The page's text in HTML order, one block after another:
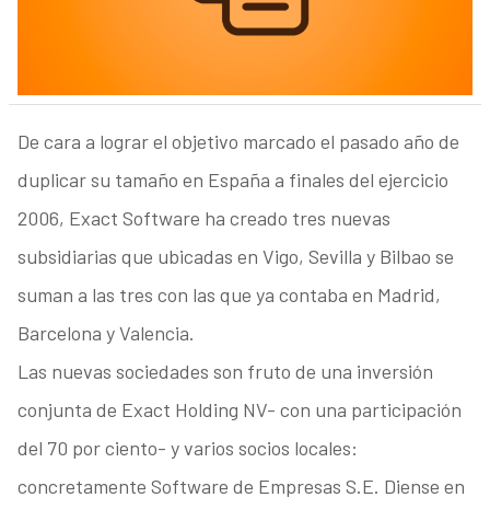
De cara a lograr el objetivo marcado el pasado año de
duplicar su tamaño en España a finales del ejercicio
2006, Exact Software ha creado tres nuevas
subsidiarias que ubicadas en Vigo, Sevilla y Bilbao se
suman a las tres con las que ya contaba en Madrid,
Barcelona y Valencia.
Las nuevas sociedades son fruto de una inversión
conjunta de Exact Holding NV- con una participación
del 70 por ciento- y varios socios locales:
concretamente Software de Empresas S.E. Diense en